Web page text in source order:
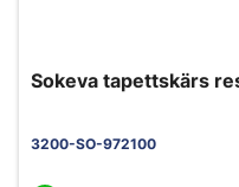
Sokeva tapettskärs
3200-SO-972100